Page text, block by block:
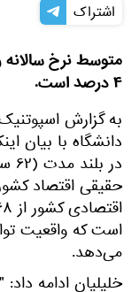
اشتراک
۴ درصد است.
به گزارش
دانشگاه با بیان
است که واقعیت
می‌دهد.